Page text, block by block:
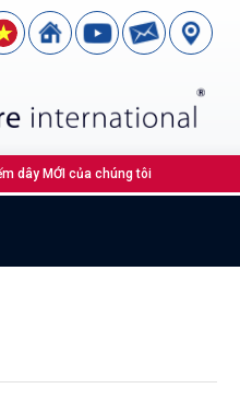
dây MỚI của chúng tôi